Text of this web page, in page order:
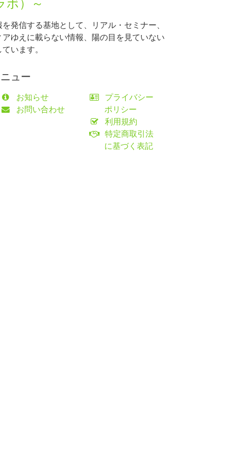
）～
発信する基地として、リアル・セミナー、
ゆえに載らない情報、陽の目を見ていない
います。
ュー
お知らせ
お問い合わせ
プライバシー
ポリシー
利用規約
特定商取引法
に基づく表記